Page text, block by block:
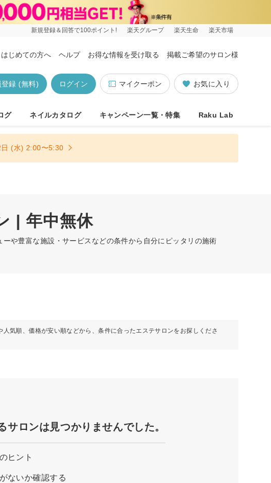
新規登録＆回答で100ポイント! 楽天グループ 楽天生命 楽天市場
はじめての方へ ヘルプ お得な情報を受け取る 掲載ご希望のサロン様
お気に入り
マイクーポン
ログイン
登録 (無料)
グ ネイルカタログ キャンペーン一覧・特集 Raku Lab
日 (水) 2:00〜5:30
| 年中無休
や豊富な施設・サービスなどの条件から自分にピッタリの施術
人気順、価格が安い順などから、条件に合ったエステサロンをお探しくださ
ロンは見つかりませんでした。
ヒント
ないか確認する